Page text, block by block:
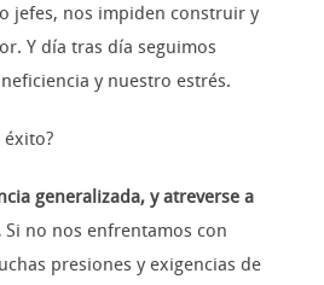
jefes, nos impiden construir y
Y día tras día seguimos
y nuestro estrés.
éxito?
generalizada, y atreverse a
Si no nos enfrentamos con
presiones y exigencias de